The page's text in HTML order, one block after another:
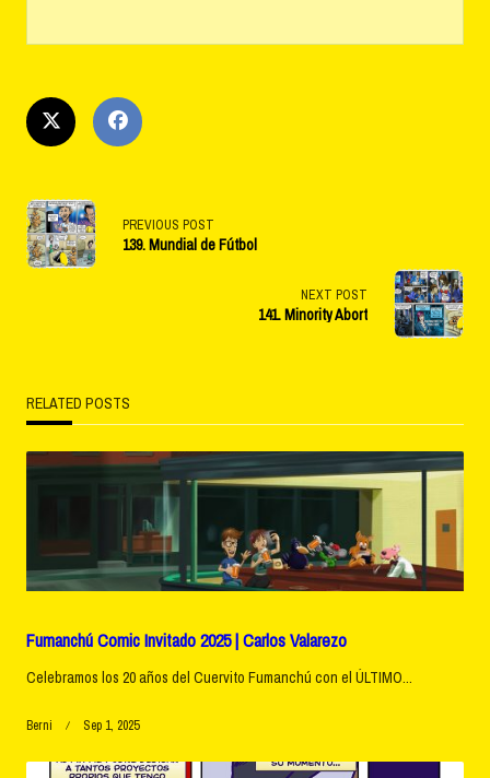
<span
class="nav-
reader-
text">Page</span>
PREVIOUS POST
139. Mundial de Fútbol
NEXT POST
141. Minority Abort
RELATED POSTS
Fumanchú Comic Invitado 2025 | Carlos Valarezo
Celebramos los 20 años del Cuervito Fumanchú con el ÚLTIMO...
Berni Sep 1, 2025